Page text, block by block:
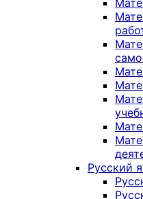
Русский